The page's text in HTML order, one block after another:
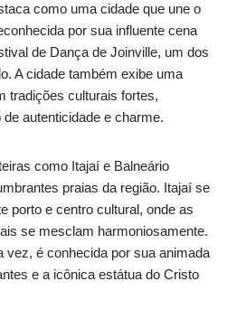
como uma cidade que une o
por sua influente cena
de Dança de Joinville, um dos
A cidade também exibe uma
tradições culturais fortes,
autenticidade e charme.
como Itajaí e Balneário
praias da região. Itajaí se
porto e centro cultural, onde as
se mesclam harmoniosamente.
vez, é conhecida por sua animada
e a icônica estátua do Cristo